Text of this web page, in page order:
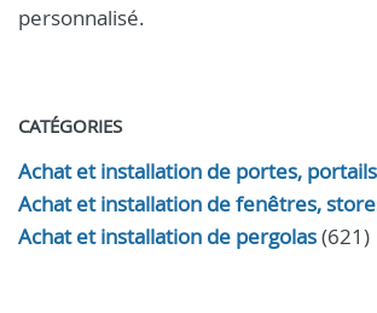
personnalisé.
CATÉGORIES
Achat et installation de portes,
Achat et installation de fenêtres,
Achat et installation de pergolas(621)